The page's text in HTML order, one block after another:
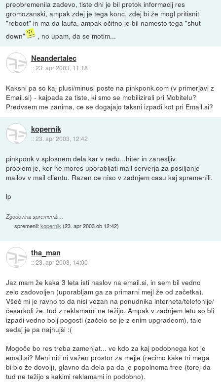
preobremenila zadevo, tiste dni je bil pretok informacij res
gromozanski, ampak zdej je tega konc, zdej bi že mogl pritisnit
"reboot" in ma da laufa, ampak očitno je bil namesto tega "shut
down"
, no upam, da se motim...
Neandertalec
::23. apr 2003, 11:18
Kaksni pa so kaj plusi/minusi poste na pinkponk.com (v primerjavi z
Email.si) - kajpada za tiste, ki smo se mobilizirali pri Mobitelu?
Predvsem me zanima, ce se dogajajo taksni izpadi kot pri Email.si?
kopernik
::23. apr 2003, 12:42
pinkponk v splosnem dela kar v redu...hiter in zanesljiv.
problem je, ker ne mores uporabljati mail serverja za posiljanje
mailov v mail clientu. Razen ce niso v zadnjem casu kaj spremenili.
lp
Zgodovina sprememb…
spremenil:kopernik (23. apr 2003 ob 12:42)
tha_man
::23. apr 2003, 14:00
Jaz mam že kaka 3 leta isti naslov na email.si, in sem bil vedno
zelo zadovoljen (uporabljam ga za primarni mejl že od začetka).
Všeč mi je ravno to da nisi vezan na ponudnika interneta/telefonije/
česarkoli že, tud z reklamami ne težijo. Ampak v zadnjem letu so bli
izpadi vedno bolj pogosti (začelo se je z enim upgradeom), tale
sedaj je pa najhujši :(
Mogoče bo res treba zamenjat... ve kdo za kaj podobnega kot je
email.si? Meni niti ni važen prostor za mejle (recimo kake tri mega
bi blo že dovolj), glavno da dela pa da je popolnoma free (torej da
tud ne težijo s kakimi reklamami in podobno).